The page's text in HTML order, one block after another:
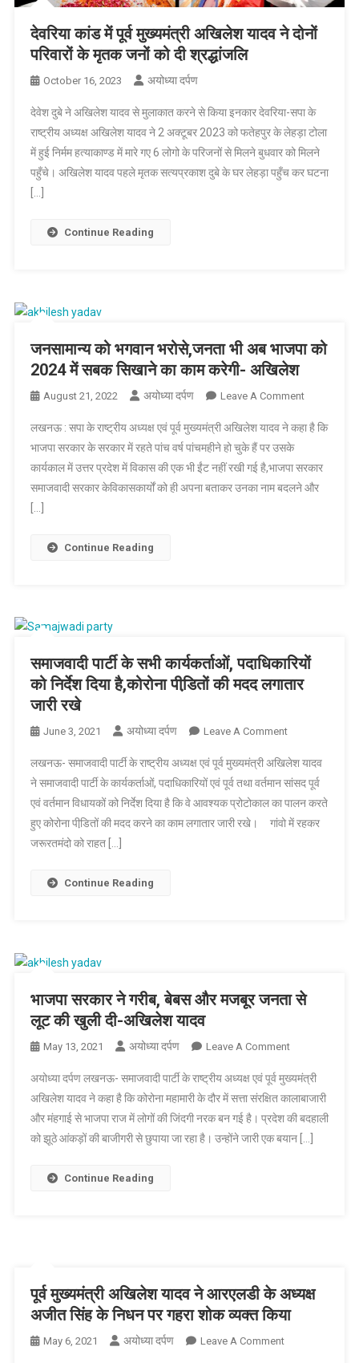
देवरिया कांड में पूर्व मुख्यमंत्री अखिलेश यादव ने दोनों
परिवारों के मृतक जनों को दी श्रद्धांजलि
October 16, 2023 अयोध्या दर्पण
देवेश दुबे ने अखिलेश यादव से मुलाकात करने से किया इनकार देवरिया-सपा के
राष्ट्रीय अध्यक्ष अखिलेश यादव ने 2 अक्टूबर 2023 को फतेहपुर के लेहड़ा टोला
में हुई निर्मम हत्याकाण्ड में मारे गए 6 लोगो के परिजनों से मिलने बुधवार को मिलने
पहुँचे। अखिलेश यादव पहले मृतक सत्यप्रकाश दुबे के घर लेहड़ा पहुँच कर घटना
Continue Reading
जनसामान्य को भगवान भरोसे,जनता भी अब भाजपा को
2024 में सबक सिखाने का काम करेगी- अखिलेश
August 21, 2022 अयोध्या दर्पण Leave A CommentOn
को
भरोसे,जनता
भी
काम
करेगी-
अखिलेश
लखनऊ : सपा के राष्ट्रीय अध्यक्ष एवं पूर्व मुख्यमंत्री अखिलेश यादव ने कहा है कि
भाजपा सरकार के सरकार में रहते पांच वर्ष पांचमहीने हो चुके हैं पर उसके
कार्यकाल में उत्तर प्रदेश में विकास की एक भी ईंट नहीं रखी गई है,भाजपा सरकार
समाजवादी सरकार केविकासकार्यों को ही अपना बताकर उनका नाम बदलने और
[…]
Continue Reading
समाजवादी पार्टी के सभी कार्यकर्ताओं, पदाधिकारियों
को निर्देश दिया है,कोरोना पीडि़तों की मदद लगातार
जारी रखे
June 3, 2021 अयोध्या दर्पण Leave A CommentOn
पार्टी
के
सभी
कार्यकर्ताओं,
लगातार
जारी
लखनऊ- समाजवादी पार्टी के राष्ट्रीय अध्यक्ष एवं पूर्व मुख्यमंत्री अखिलेश यादव
ने समाजवादी पार्टी के कार्यकर्ताओं, पदाधिकारियों एवं पूर्व तथा वर्तमान सांसद पूर्व
एवं वर्तमान विधायकों को निर्देश दिया है कि वे आवश्यक प्रोटोकाल का पालन करते
हुए कोरोना पीडि़तों की मदद करने का काम लगातार जारी रखे। गांवो में रहकर
जरूरतमंदो को राहत […]
Continue Reading
भाजपा सरकार ने गरीब, बेबस और मजबूर जनता से
लूट की खुली दी-अखिलेश यादव
May 13, 2021 अयोध्या दर्पण Leave A CommentOn
सरकार
ने
गरीब,
बेबस
दी-
यादव
अयोध्या दर्पण लखनऊ- समाजवादी पार्टी के राष्ट्रीय अध्यक्ष एवं पूर्व मुख्यमंत्री
अखिलेश यादव ने कहा है कि कोरोना महामारी के दौर में सत्ता संरक्षित कालाबाजारी
और मंहगाई से भाजपा राज में लोगों की जिंदगी नरक बन गई है। प्रदेश की बदहाली
को झूठे आंकड़ों की बाजीगरी से छुपाया जा रहा है। उन्होंने जारी एक बयान […]
Continue Reading
पूर्व मुख्यमंत्री अखिलेश यादव ने आरएलडी के अध्यक्ष
अजीत सिंह के निधन पर गहरा शोक व्यक्त किया
May 6, 2021 अयोध्या दर्पण Leave A CommentOn